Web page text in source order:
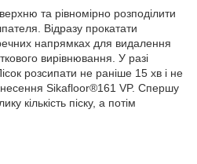
та рівномірно розподілити
Відразу прокатати
напрямках для видалення
вирівнювання. У разі
розсипати не раніше 15 хв і не
Sikafloor®161 VP. Спершу
кількість піску, а потім